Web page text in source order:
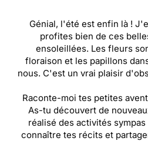
Génial, l'été est enfin là !
profites bien de ces
ensoleillées. Les fleurs
floraison et les papillons
nous. C'est un vrai plaisir
Raconte-moi tes petites
As-tu découvert de
réalisé des activités
connaître tes récits et